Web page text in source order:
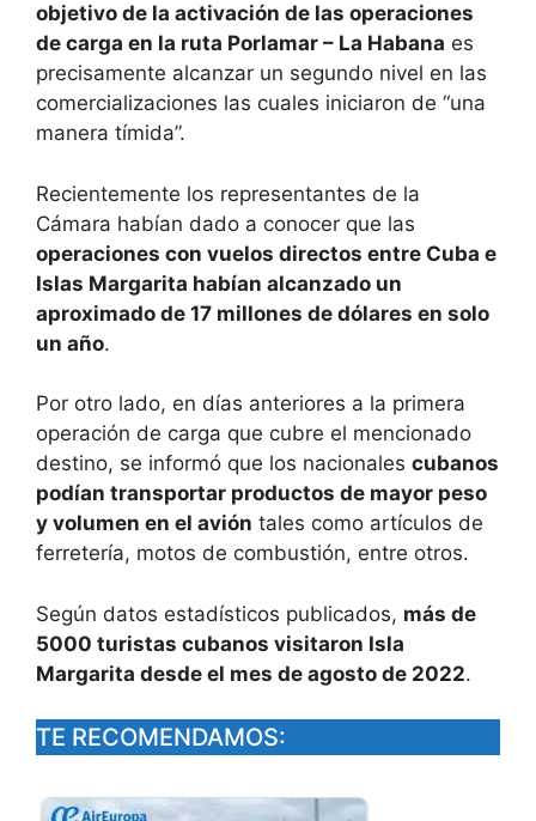
objetivo de la activación de las operaciones
de carga en la ruta Porlamar – La Habana es
precisamente alcanzar un segundo nivel en las
comercializaciones las cuales iniciaron de “una
manera tímida”.
Recientemente los representantes de la
Cámara habían dado a conocer que las
operaciones con vuelos directos entre Cuba e
Islas Margarita habían alcanzado un
aproximado de 17 millones de dólares en solo
un año.
Por otro lado, en días anteriores a la primera
operación de carga que cubre el mencionado
destino, se informó que los nacionales cubanos
podían transportar productos de mayor peso
y volumen en el avión tales como artículos de
ferretería, motos de combustión, entre otros.
Según datos estadísticos publicados, más de
5000 turistas cubanos visitaron Isla
Margarita desde el mes de agosto de 2022.
TE RECOMENDAMOS: